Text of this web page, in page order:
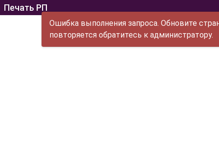
Печать РП
Ошибка выполнения запроса. Обновите
повторяется обратитесь к администратору.